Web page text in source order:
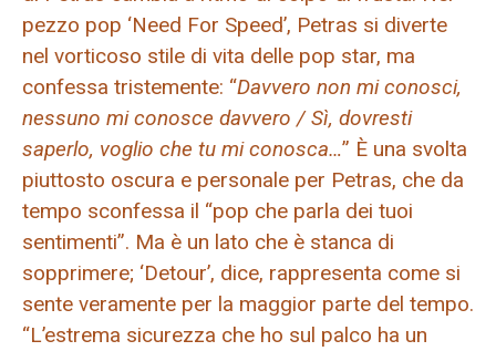
pezzo pop ‘Need For Speed’, Petras si diverte
nel vorticoso stile di vita delle pop star, ma
confessa tristemente: “Davvero non mi conosci,
nessuno mi conosce davvero / Sì, dovresti
saperlo, voglio che tu mi conosca…” È una svolta
piuttosto oscura e personale per Petras, che da
tempo sconfessa il “pop che parla dei tuoi
sentimenti”. Ma è un lato che è stanca di
sopprimere; ‘Detour’, dice, rappresenta come si
sente veramente per la maggior parte del tempo.
“L’estrema sicurezza che ho sul palco ha un